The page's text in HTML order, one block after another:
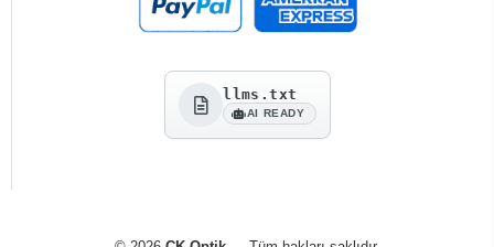
llms.txt
AI READY